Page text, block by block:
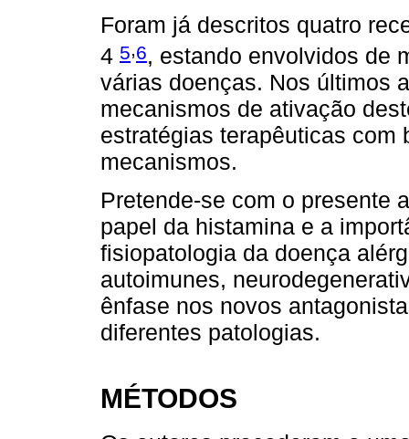
Foram já descritos quatro
4 5,6, estando envolvidos de
várias doenças. Nos últimos
mecanismos de ativação
estratégias terapêuticas com
mecanismos.
Pretende-se com o presente
papel da histamina e a
fisiopatologia da doença
autoimunes,
ênfase nos novos
diferentes patologias.
MÉTODOS